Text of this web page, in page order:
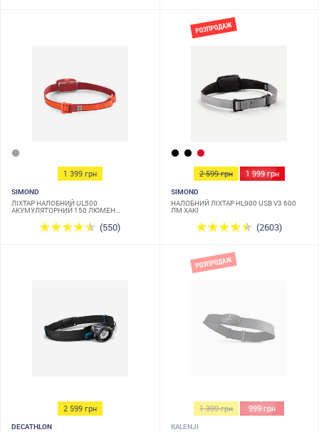
1 399 грн
SIMOND
ЛІХТАР НАЛОБНИЙ UL500
АКУМУЛЯТОРНИЙ 150 ЛЮМЕН
(550)
2 599 грн 1 999 грн
SIMOND
НАЛОБНИЙ ЛІХТАР HL900 USB V3 600
ЛМ ХАКІ
(2603)
2 599 грн
DECATHLON
1 399 грн 999 грн
KALENJI